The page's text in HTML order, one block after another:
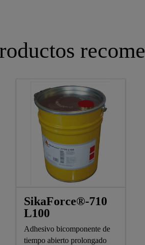
SikaForce®-710
L100
Adhesivo bicomponente de
tiempo abierto prolongado